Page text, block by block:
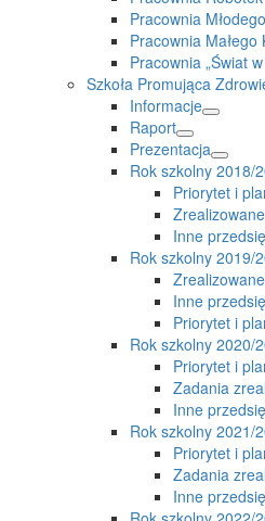
Pracownia
Pracownia Małego
Pracownia „Świat
Szkoła Promująca
Informacje
Raport
Prezentacja
Rok szkolny 2018/
Priorytet i
Inne
Rok szkolny 2019/
Inne
Priorytet i
Rok szkolny 2020/
Priorytet i
Zadania
Inne
Rok szkolny 2021/
Priorytet i
Zadania
Inne